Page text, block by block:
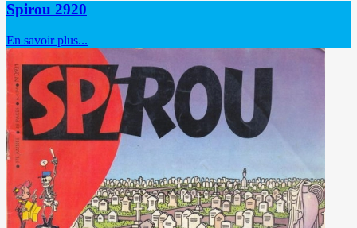
Spirou 2920
En savoir plus...